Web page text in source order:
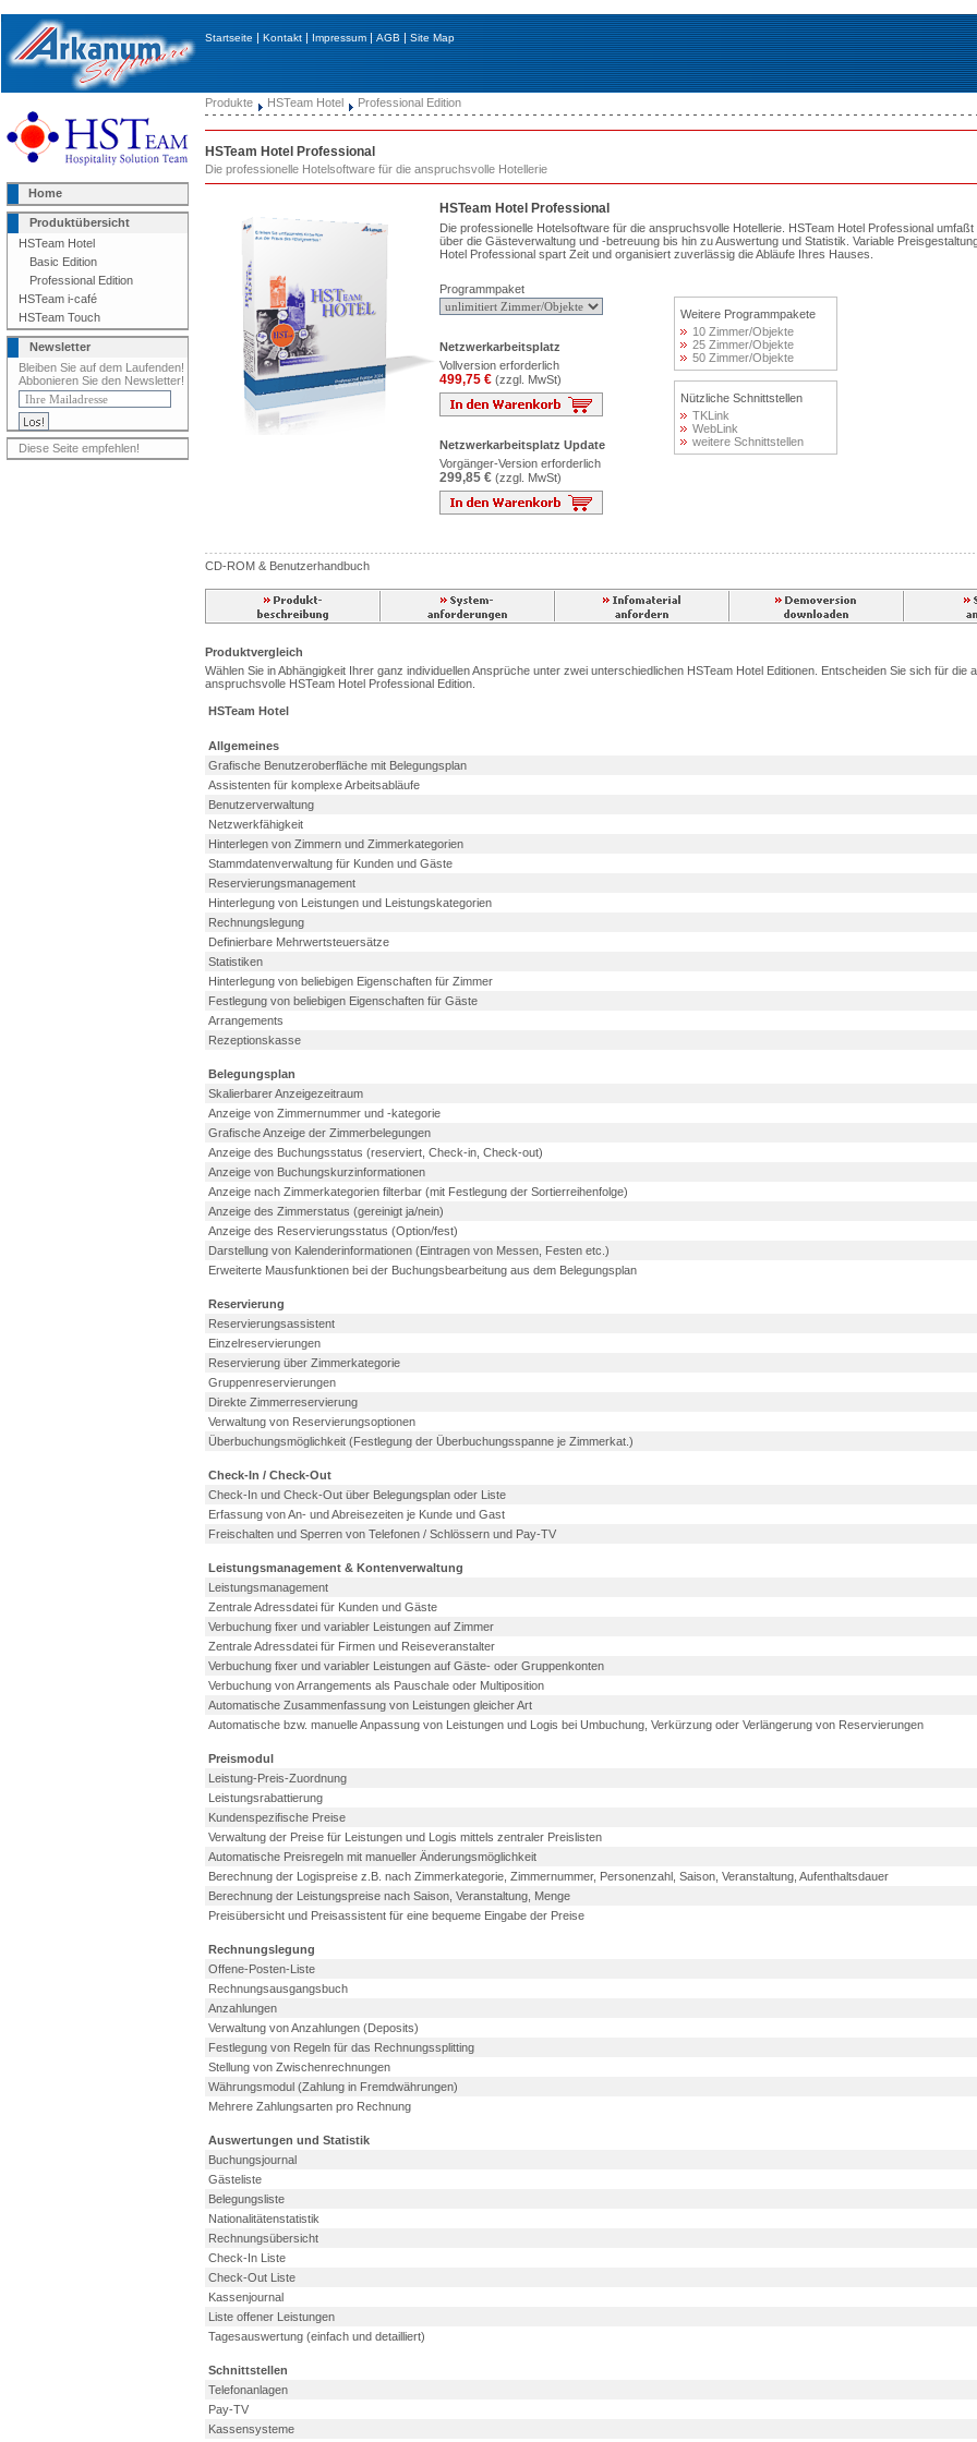
Startseite|Kontakt|Impressum|AGB|Site Map
Home
Produktübersicht
HSTeam Hotel
Basic Edition
Professional Edition
HSTeam i-café
HSTeam Touch
Newsletter
Bleiben Sie auf dem Laufenden!
Abbonieren Sie den Newsletter!
Diese Seite empfehlen!
Produkte HSTeam Hotel Professional Edition
HSTeam Hotel Professional
Die professionelle Hotelsoftware für die anspruchsvolle Hotellerie
HSTeam Hotel Professional
Die professionelle Hotelsoftware für die anspruchsvolle Hotellerie. HSTeam Hotel Professional
über die Gästeverwaltung und -betreuung bis hin zu Auswertung und Statistik. Variable
Hotel Professional spart Zeit und organisiert zuverlässig die Abläufe Ihres Hauses.
Programmpaket
Netzwerkarbeitsplatz
Vollversion erforderlich
499,75 € (zzgl. MwSt)
Netzwerkarbeitsplatz Update
Vorgänger-Version erforderlich
299,85 € (zzgl. MwSt)
Weitere Programmpakete
10 Zimmer/Objekte
25 Zimmer/Objekte
50 Zimmer/Objekte
Nützliche Schnittstellen
TKLink
WebLink
weitere Schnittstellen
CD-ROM & Benutzerhandbuch
Produktvergleich
Wählen Sie in Abhängigkeit Ihrer ganz individuellen Ansprüche unter zwei unterschiedlichen HSTeam Hotel Editionen. Entscheiden Sie sich für die
anspruchsvolle HSTeam Hotel Professional Edition.
HSTeam Hotel
Allgemeines
Grafische Benutzeroberfläche mit Belegungsplan
Assistenten für komplexe Arbeitsabläufe
Benutzerverwaltung
Netzwerkfähigkeit
Hinterlegen von Zimmern und Zimmerkategorien
Stammdatenverwaltung für Kunden und Gäste
Reservierungsmanagement
Hinterlegung von Leistungen und Leistungskategorien
Rechnungslegung
Definierbare Mehrwertsteuersätze
Statistiken
Hinterlegung von beliebigen Eigenschaften für Zimmer
Festlegung von beliebigen Eigenschaften für Gäste
Arrangements
Rezeptionskasse
Belegungsplan
Skalierbarer Anzeigezeitraum
Anzeige von Zimmernummer und -kategorie
Grafische Anzeige der Zimmerbelegungen
Anzeige des Buchungsstatus (reserviert, Check-in, Check-out)
Anzeige von Buchungskurzinformationen
Anzeige nach Zimmerkategorien filterbar (mit Festlegung der Sortierreihenfolge)
Anzeige des Zimmerstatus (gereinigt ja/nein)
Anzeige des Reservierungsstatus (Option/fest)
Darstellung von Kalenderinformationen (Eintragen von Messen, Festen etc.)
Erweiterte Mausfunktionen bei der Buchungsbearbeitung aus dem Belegungsplan
Reservierung
Reservierungsassistent
Einzelreservierungen
Reservierung über Zimmerkategorie
Gruppenreservierungen
Direkte Zimmerreservierung
Verwaltung von Reservierungsoptionen
Überbuchungsmöglichkeit (Festlegung der Überbuchungsspanne je Zimmerkat.)
Check-In / Check-Out
Check-In und Check-Out über Belegungsplan oder Liste
Erfassung von An- und Abreisezeiten je Kunde und Gast
Freischalten und Sperren von Telefonen / Schlössern und Pay-TV
Leistungsmanagement & Kontenverwaltung
Leistungsmanagement
Zentrale Adressdatei für Kunden und Gäste
Verbuchung fixer und variabler Leistungen auf Zimmer
Zentrale Adressdatei für Firmen und Reiseveranstalter
Verbuchung fixer und variabler Leistungen auf Gäste- oder Gruppenkonten
Verbuchung von Arrangements als Pauschale oder Multiposition
Automatische Zusammenfassung von Leistungen gleicher Art
Automatische bzw. manuelle Anpassung von Leistungen und Logis bei Umbuchung, Verkürzung oder Verlängerung von Reservierungen
Preismodul
Leistung-Preis-Zuordnung
Leistungsrabattierung
Kundenspezifische Preise
Verwaltung der Preise für Leistungen und Logis mittels zentraler Preislisten
Automatische Preisregeln mit manueller Änderungsmöglichkeit
Berechnung der Logispreise z.B. nach Zimmerkategorie, Zimmernummer, Personenzahl, Saison, Veranstaltung, Aufenthaltsdauer
Berechnung der Leistungspreise nach Saison, Veranstaltung, Menge
Preisübersicht und Preisassistent für eine bequeme Eingabe der Preise
Rechnungslegung
Offene-Posten-Liste
Rechnungsausgangsbuch
Anzahlungen
Verwaltung von Anzahlungen (Deposits)
Festlegung von Regeln für das Rechnungssplitting
Stellung von Zwischenrechnungen
Währungsmodul (Zahlung in Fremdwährungen)
Mehrere Zahlungsarten pro Rechnung
Auswertungen und Statistik
Buchungsjournal
Gästeliste
Belegungsliste
Nationalitätenstatistik
Rechnungsübersicht
Check-In Liste
Check-Out Liste
Kassenjournal
Liste offener Leistungen
Tagesauswertung (einfach und detailliert)
Schnittstellen
Telefonanlagen
Pay-TV
Kassensysteme